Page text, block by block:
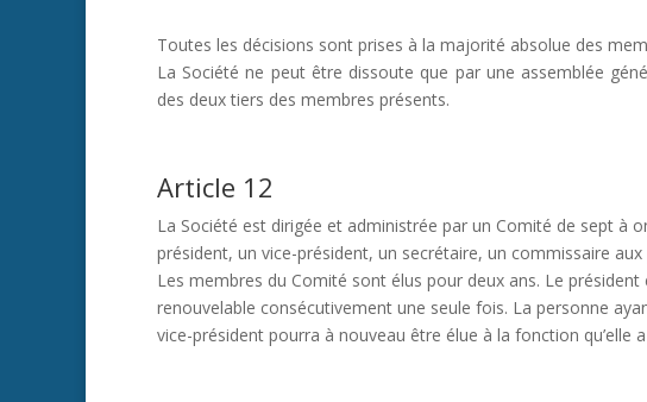
Toutes les décisions sont prises à la majorité absolue des
La Société ne peut être dissoute que par une assemblée
des deux tiers des membres présents.
Article 12
La Société est dirigée et administrée par un Comité de sept à
président, un vice-président, un secrétaire, un commissaire
Les membres du Comité sont élus pour deux ans. Le
renouvelable consécutivement une seule fois. La personne
vice-président pourra à nouveau être élue à la fonction qu’elle